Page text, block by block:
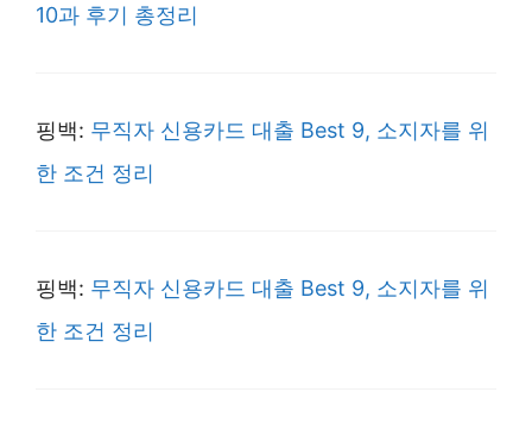
10과 후기 총정리
핑백: 무직자 신용카드 대출 Best 9, 소지자를 위
한 조건 정리
핑백: 무직자 신용카드 대출 Best 9, 소지자를 위
한 조건 정리